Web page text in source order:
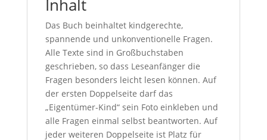
Inhalt
Das Buch beinhaltet kindgerechte,
spannende und unkonventionelle Fragen.
Alle Texte sind in Großbuchstaben
geschrieben, so dass Leseanfänger die
Fragen besonders leicht lesen können. Auf
der ersten Doppelseite darf das
„Eigentümer-Kind“ sein Foto einkleben und
alle Fragen einmal selbst beantworten. Auf
jeder weiteren Doppelseite ist Platz für